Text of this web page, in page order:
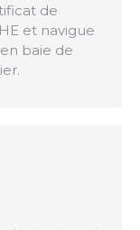
de
et navigue
baie de